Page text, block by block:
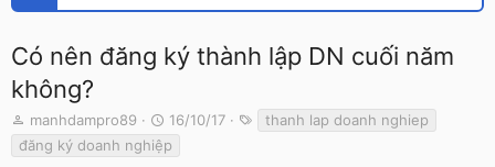
Có nên đăng ký thành lập DN cuối năm
không?
T
h
r
manhdampro89
N
g
à
16/10/17
ừ
thanh lap doanh nghiep
đăng ký doanh nghiệp